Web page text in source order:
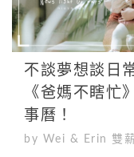
不談夢想談日
《爸媽不瞎忙
事曆！
by Wei & Erin 雙